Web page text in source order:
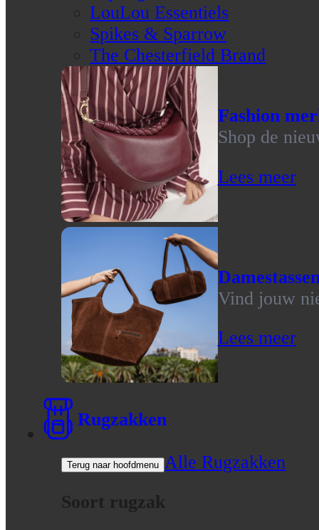
LouLou Essentiels
Spikes & Sparrow
The Chesterfield Brand
Fashion
Shop de
Lees meer
Vind jouw
Lees meer
Rugzakken
Terug naar hoofdmenu Alle Rugzakken
Soort rugzak